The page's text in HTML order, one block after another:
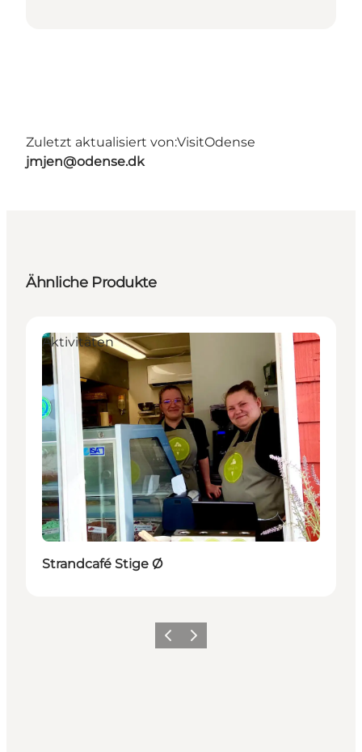
Zuletzt aktualisiert von:VisitOdense
jmjen@odense.dk
Ähnliche Produkte
Aktivitäten
Strandcafé Stige Ø
ZurückWeiter